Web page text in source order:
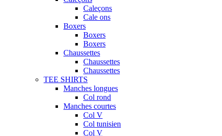
Caleçons
Cale ons
Boxers
Boxers
Boxers
Chaussettes
Chaussettes
Chaussettes
TEE SHIRTS
Manches longues
Col rond
Manches courtes
Col V
Col tunisien
Col V